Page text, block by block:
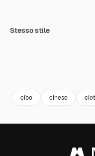
Stesso stile
cibo cinese